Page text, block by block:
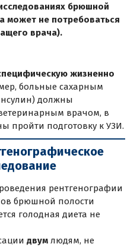
брюшной
может не потребоваться
врача).
жизненно
больные сахарным
должны
врачом, в
пройти подготовку к УЗИ.
рентгенографии
брюшной полости
голодная диета не
двум людям, не